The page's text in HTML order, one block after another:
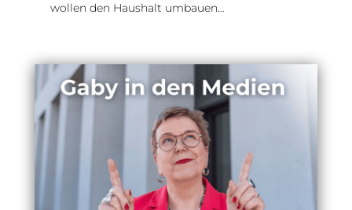
wollen den Haushalt umbauen…